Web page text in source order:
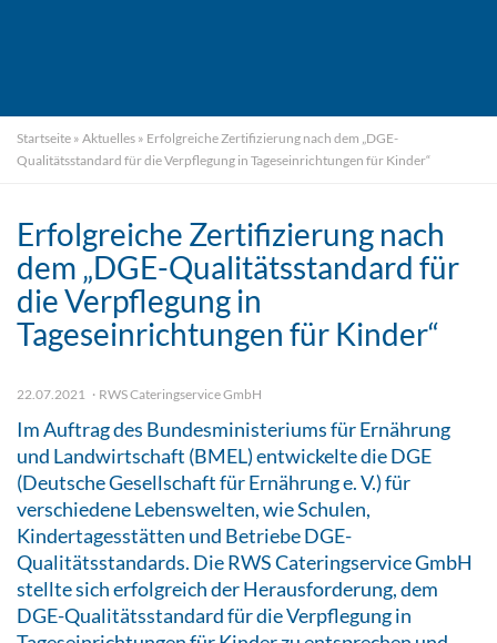
Startseite » Aktuelles » Erfolgreiche Zertifizierung nach dem „DGE-
Qualitätsstandard für die Verpflegung in Tageseinrichtungen für Kinder“
Erfolgreiche Zertifizierung nach
dem „DGE-Qualitätsstandard für
die Verpflegung in
Tageseinrichtungen für Kinder“
22.07.2021 RWS Cateringservice GmbH
Im Auftrag des Bundesministeriums für Ernährung
und Landwirtschaft (BMEL) entwickelte die DGE
(Deutsche Gesellschaft für Ernährung e. V.) für
verschiedene Lebenswelten, wie Schulen,
Kindertagesstätten und Betriebe DGE-
Qualitätsstandards. Die RWS Cateringservice GmbH
stellte sich erfolgreich der Herausforderung, dem
DGE-Qualitätsstandard für die Verpflegung in